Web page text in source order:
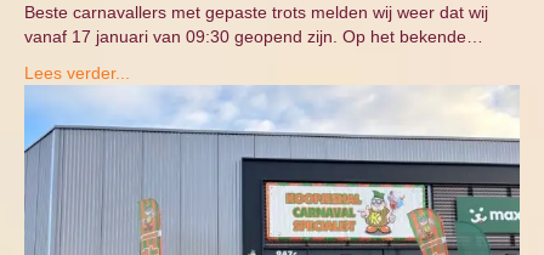
Beste carnavallers met gepaste trots melden wij weer dat wij
vanaf 17 januari van 09:30 geopend zijn. Op het bekende…
Lees verder...